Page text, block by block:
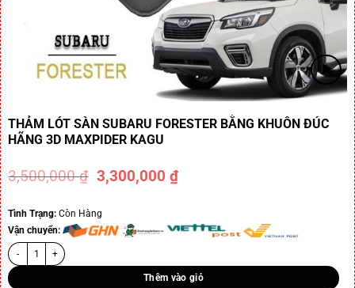
THẢM LÓT SÀN SUBARU FORESTER BẰNG KHUÔN ĐÚC
HÃNG 3D MAXPIDER KAGU
3,500,000₫ 3,300,000₫
Tình Trạng:Còn Hàng
Vận chuyển:
Thêm vào giỏ